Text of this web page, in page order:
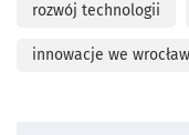
rozwój technologii
innowacje we